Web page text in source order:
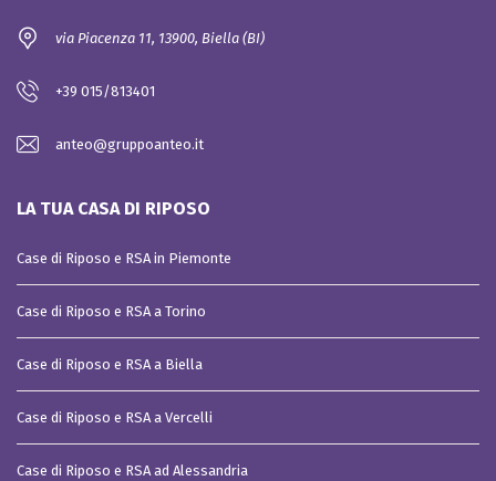
via Piacenza 11, 13900, Biella (BI)
+39 015/813401
anteo@gruppoanteo.it
LA TUA CASA DI RIPOSO
Case di Riposo e RSA in Piemonte
Case di Riposo e RSA a Torino
Case di Riposo e RSA a Biella
Case di Riposo e RSA a Vercelli
Case di Riposo e RSA ad Alessandria